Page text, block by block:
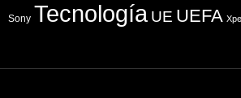
Sony Tecnología UE UEFA